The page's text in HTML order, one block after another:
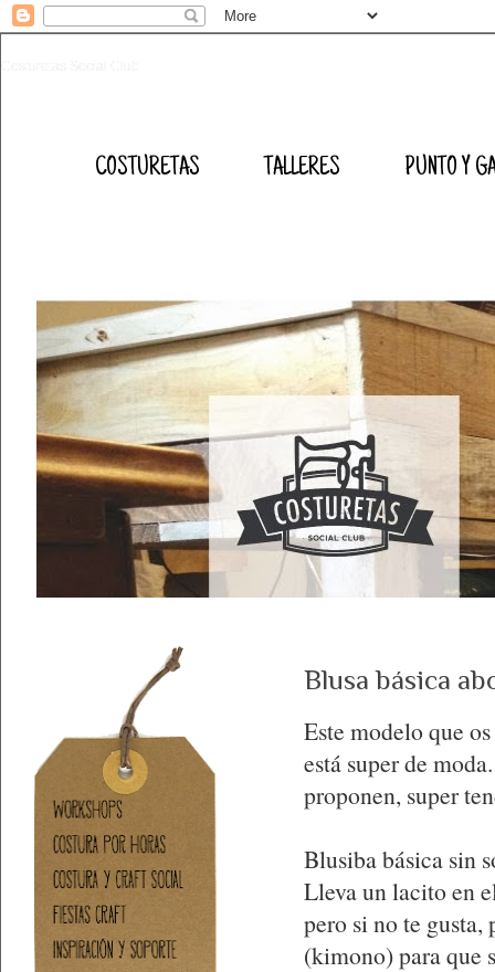
COSTURETAS TALLERES PUNTO Y
Blusa básica
Este modelo que
está super de
proponen, super
Blusiba básica sin
Lleva un lacito en
pero si no te
(kimono) para que